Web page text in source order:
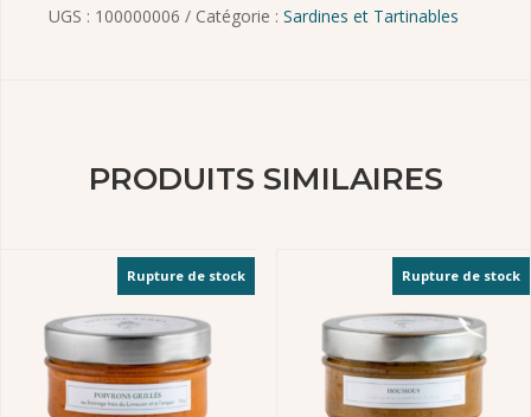
UGS : 100000006 Catégorie : Sardines et Tartinables
PRODUITS SIMILAIRES
Rupture de stock Rupture de stock